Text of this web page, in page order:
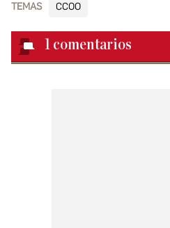
TEMAS CCOO
1 comentarios